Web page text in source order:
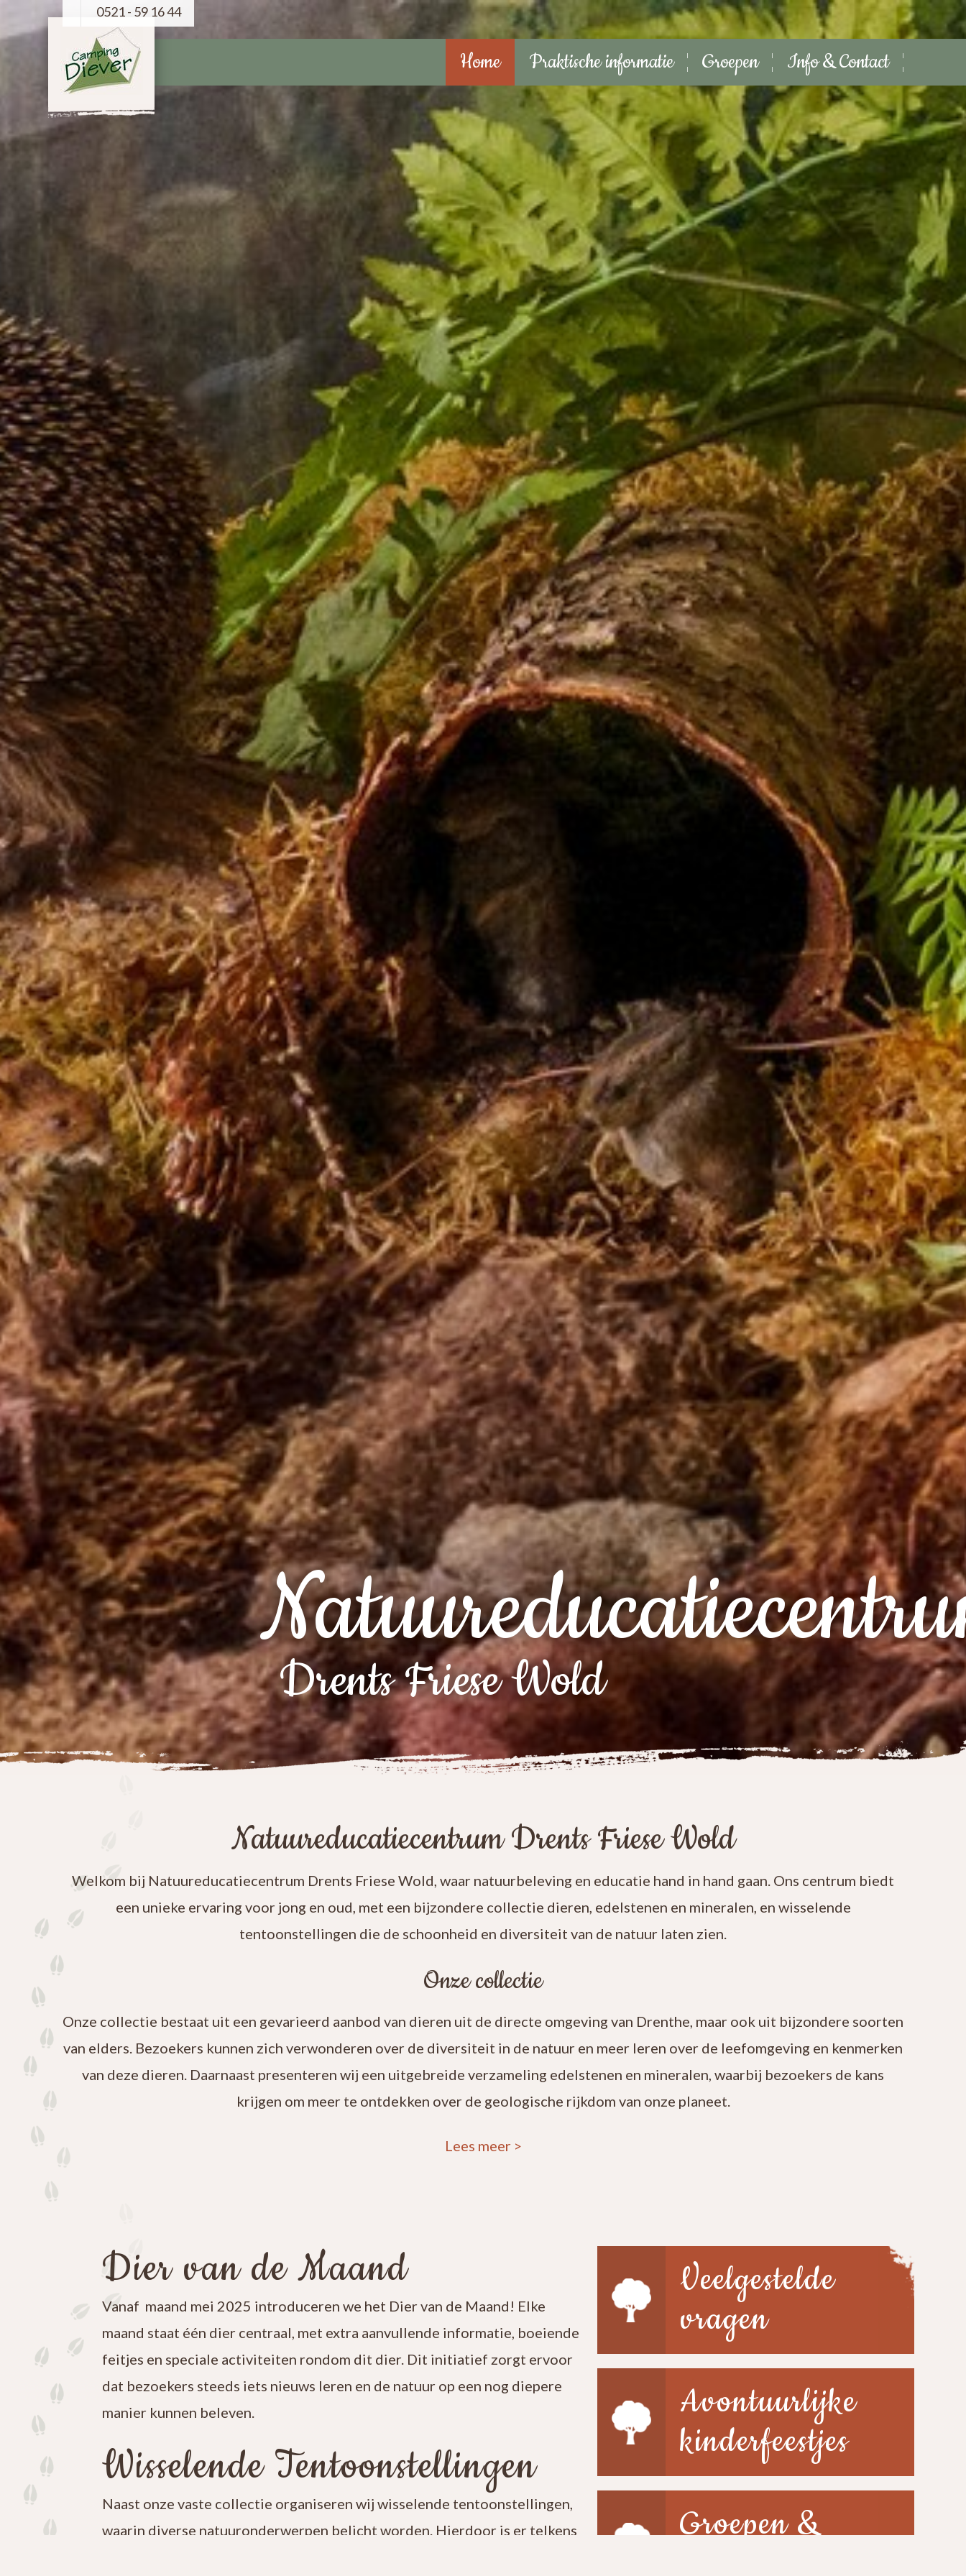
0521 - 59 16 44
Home Praktische informatie Groepen Info & Contact
Drents Friese Wold
Natuureducatiecentrum Drents Friese Wold
Welkom bij Natuureducatiecentrum Drents Friese Wold, waar natuurbeleving en educatie hand in hand gaan. Ons centrum biedt
een unieke ervaring voor jong en oud, met een bijzondere collectie dieren, edelstenen en mineralen, en wisselende
tentoonstellingen die de schoonheid en diversiteit van de natuur laten zien.
Onze collectie
Onze collectie bestaat uit een gevarieerd aanbod van dieren uit de directe omgeving van Drenthe, maar ook uit bijzondere soorten
van elders. Bezoekers kunnen zich verwonderen over de diversiteit in de natuur en meer leren over de leefomgeving en kenmerken
van deze dieren. Daarnaast presenteren wij een uitgebreide verzameling edelstenen en mineralen, waarbij bezoekers de kans
krijgen om meer te ontdekken over de geologische rijkdom van onze planeet.
Lees meer >
Dier van de Maand
Vanaf maand mei 2025 introduceren we het Dier van de Maand! Elke
maand staat één dier centraal, met extra aanvullende informatie, boeiende
feitjes en speciale activiteiten rondom dit dier. Dit initiatief zorgt ervoor
dat bezoekers steeds iets nieuws leren en de natuur op een nog diepere
manier kunnen beleven.
Wisselende Tentoonstellingen
Naast onze vaste collectie organiseren wij wisselende tentoonstellingen,
waarin diverse natuuronderwerpen belicht worden. Hierdoor is er telkens
Veelgestelde
vragen
Avontuurlijke
kinderfeestjes
Groepen &